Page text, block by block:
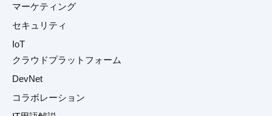
マーケティング
セキュリティ
IoT
クラウドプラットフォーム
DevNet
コラボレーション